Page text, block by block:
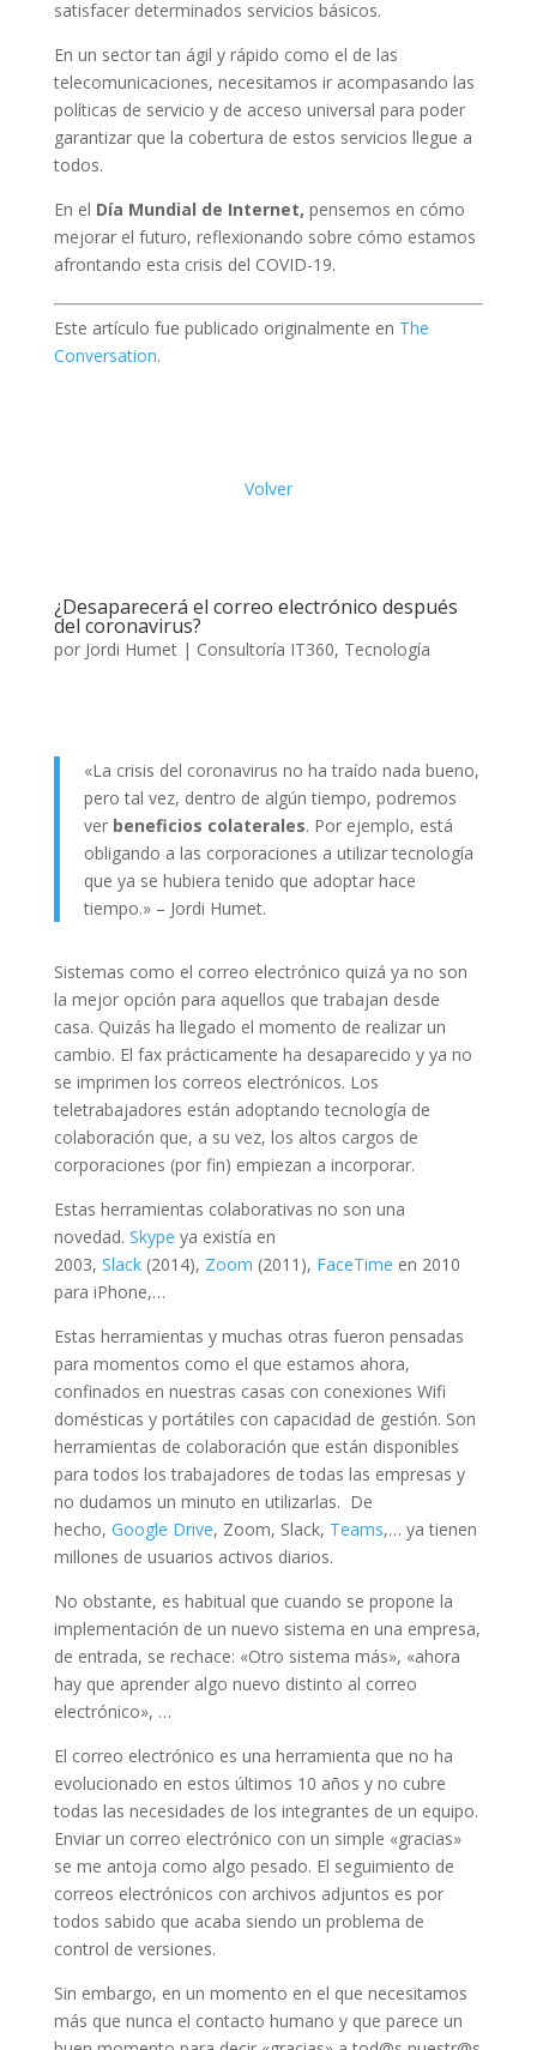
satisfacer determinados servicios básicos.
En un sector tan ágil y rápido como el de las
telecomunicaciones, necesitamos ir acompasando las
políticas de servicio y de acceso universal para poder
garantizar que la cobertura de estos servicios llegue a
todos.
En el Día Mundial de Internet, pensemos en cómo
mejorar el futuro, reflexionando sobre cómo estamos
afrontando esta crisis del COVID-19.
Este artículo fue publicado originalmente en The
Conversation.
Volver
¿Desaparecerá el correo electrónico después
del coronavirus?
por Jordi Humet| Consultoría IT360, Tecnología
«La crisis del coronavirus no ha traído nada bueno,
pero tal vez, dentro de algún tiempo, podremos
ver beneficios colaterales. Por ejemplo, está
obligando a las corporaciones a utilizar tecnología
que ya se hubiera tenido que adoptar hace
tiempo.» – Jordi Humet.
Sistemas como el correo electrónico quizá ya no son
la mejor opción para aquellos que trabajan desde
casa. Quizás ha llegado el momento de realizar un
cambio. El fax prácticamente ha desaparecido y ya no
se imprimen los correos electrónicos. Los
teletrabajadores están adoptando tecnología de
colaboración que, a su vez, los altos cargos de
corporaciones (por fin) empiezan a incorporar.
Estas herramientas colaborativas no son una
novedad. Skype ya existía en
2003, Slack(2014), Zoom (2011), FaceTime en 2010
para iPhone,…
Estas herramientas y muchas otras fueron pensadas
para momentos como el que estamos ahora,
confinados en nuestras casas con conexiones Wifi
domésticas y portátiles con capacidad de gestión. Son
herramientas de colaboración que están disponibles
para todos los trabajadores de todas las empresas y
no dudamos un minuto en utilizarlas. De
hecho, Google Drive, Zoom, Slack, Teams,… ya tienen
millones de usuarios activos diarios.
No obstante, es habitual que cuando se propone la
implementación de un nuevo sistema en una empresa,
de entrada, se rechace: «Otro sistema más», «ahora
hay que aprender algo nuevo distinto al correo
electrónico», …
El correo electrónico es una herramienta que no ha
evolucionado en estos últimos 10 años y no cubre
todas las necesidades de los integrantes de un equipo.
Enviar un correo electrónico con un simple «gracias»
se me antoja como algo pesado. El seguimiento de
correos electrónicos con archivos adjuntos es por
todos sabido que acaba siendo un problema de
control de versiones.
Sin embargo, en un momento en el que necesitamos
más que nunca el contacto humano y que parece un